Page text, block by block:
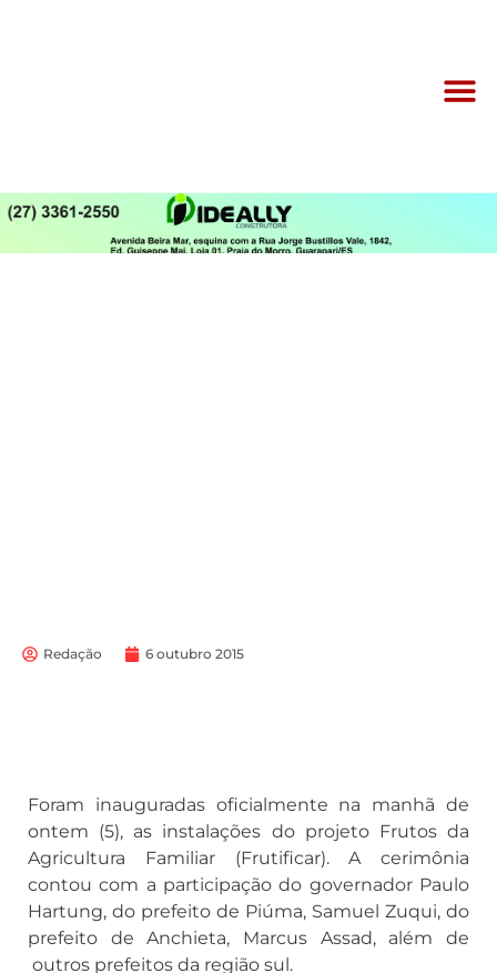
Redação 6 outubro 2015
Foram inauguradas oficialmente na manhã de
ontem (5), as instalações do projeto Frutos da
Agricultura Familiar (Frutificar). A cerimônia
contou com a participação do governador Paulo
Hartung, do prefeito de Piúma, Samuel Zuqui, do
prefeito de Anchieta, Marcus Assad, além de
outros prefeitos da região sul.